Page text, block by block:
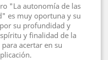
"La autonomía de las
es muy oportuna y su
su profundidad y
y finalidad de la
acertar en su